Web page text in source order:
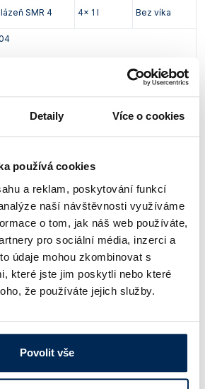
Detaily Více o cookies
používá cookies
a reklam, poskytování funkcí
naší návštěvnosti využíváme
o tom, jak náš web používáte,
pro sociální média, inzerci a
údaje mohou zkombinovat s
které jste jim poskytli nebo které
že používáte jejich služby.
Povolit vše
SMR 4 4x 1 l Bez víka
DPH.
pro pískovou lázeň